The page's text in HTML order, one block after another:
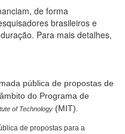
de forma
brasileiros e
Para mais detalhes,
pública de propostas de
do Programa de
of Technology (MIT).
de propostas para a